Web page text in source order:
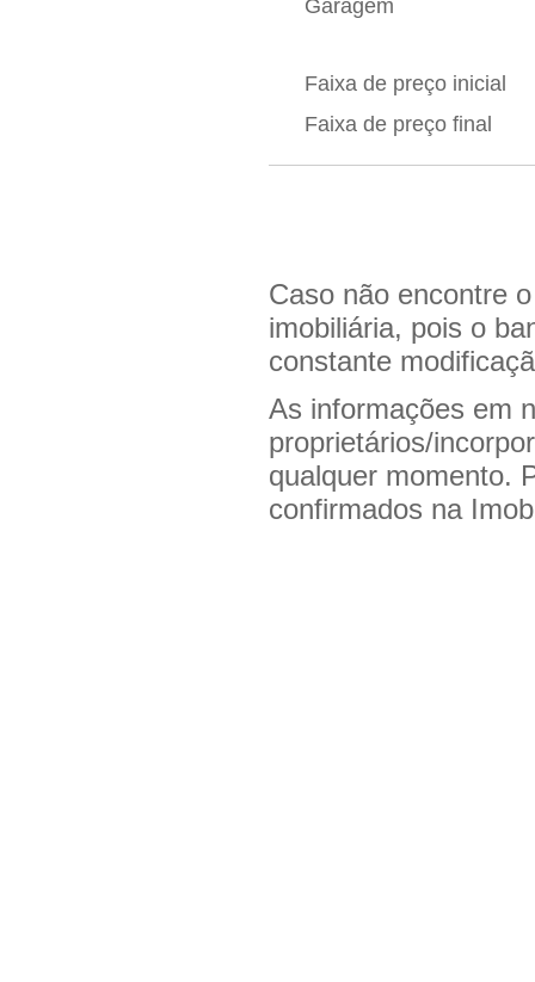
Garagem
Faixa de preço inicial
Faixa de preço final
Caso não encontre
imobiliária, pois o
constante
As informações em
proprietários/
qualquer momento.
confirmados na